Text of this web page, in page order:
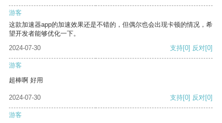
游客
这款加速器app的加速效果还是不错的，但偶尔也会出现卡顿的情况，希
望开发者能够优化一下。
2024-07-30
支持[0] 反对[0]
游客
超棒啊 好用
2024-07-30 支持[0] 反对[0]
游客